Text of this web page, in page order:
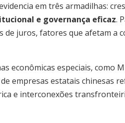
em três armadilhas:
e governança eficaz.
juros, fatores que afetam a
econômicas especiais, como
empresas estatais chinesas
e interconexões